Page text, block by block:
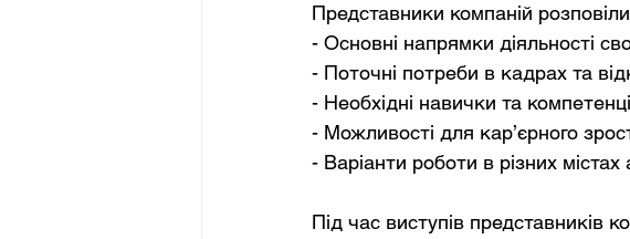
Представники компаній
- Основні напрямки діяльності
- Поточні потреби в кадрах та
- Необхідні навички та
- Можливості для кар’єрного
- Варіанти роботи в різних
Під час виступів представників